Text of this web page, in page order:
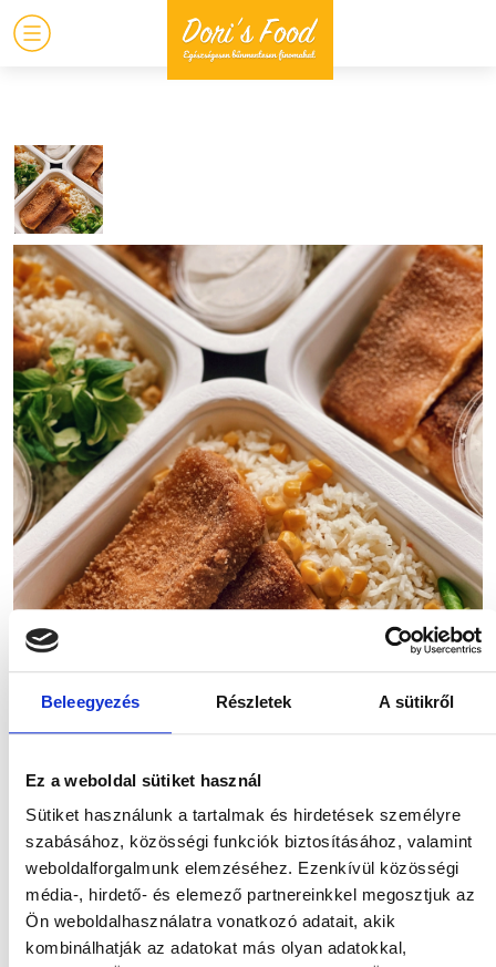
Beleegyezés Részletek A sütikről
Ez a weboldal sütiket használ
Sütiket használunk a tartalmak és hirdetések személyre
szabásához, közösségi funkciók biztosításához, valamint
weboldalforgalmunk elemzéséhez. Ezenkívül közösségi
média-, hirdető- és elemező partnereinkkel megosztjuk az
Ön weboldalhasználatra vonatkozó adatait, akik
kombinálhatják az adatokat más olyan adatokkal,
Megosztás
>
Sütőben sült rántott trappista
sajt házi szósszal basmati
rizzsel